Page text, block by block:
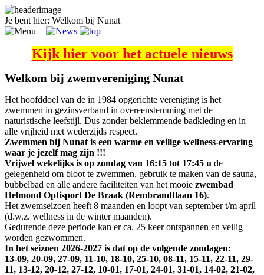
Je bent hier: Welkom bij Nunat
Kijk hier voor het actuele nieuws
Welkom bij zwemvereniging Nunat
Het hoofddoel van de in 1984 opgerichte vereniging is het
zwemmen in gezinsverband in overeenstemming met de
naturistische leefstijl. Dus zonder beklemmende badkleding en in
alle vrijheid met wederzijds respect.
Zwemmen bij Nunat is een warme en veilige wellness-ervaring
waar je jezelf mag zijn !!!
Vrijwel wekelijks is op zondag van 16:15 tot 17:45 u de
gelegenheid om bloot te zwemmen, gebruik te maken van de sauna,
bubbelbad en alle andere faciliteiten van het mooie zwembad
Helmond Optisport De Braak (Rembrandtlaan 16).
Het zwemseizoen heeft 8 maanden en loopt van september t/m april
(d.w.z. wellness in de winter maanden).
Gedurende deze periode kan er ca. 25 keer ontspannen en veilig
worden gezwommen.
In het seizoen 2026-2027 is dat op de volgende zondagen:
13-09, 20-09, 27-09, 11-10, 18-10, 25-10, 08-11, 15-11, 22-11, 29-
11, 13-12, 20-12, 27-12, 10-01, 17-01, 24-01, 31-01, 14-02, 21-02,